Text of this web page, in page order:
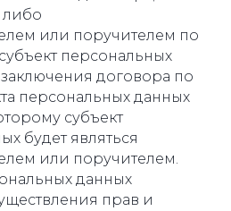
либо
или поручителем по
персональных
договора по
персональных данных
субъект
будет являться
или поручителем.
данных
прав и